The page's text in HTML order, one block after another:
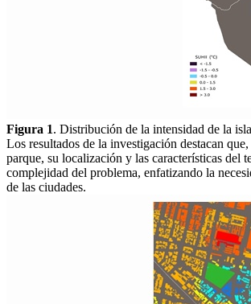
Figura 1. Distribución de la intensidad de la
Los resultados de la investigación destacan
parque, su localización y las características del
complejidad del problema, enfatizando la
de las ciudades.